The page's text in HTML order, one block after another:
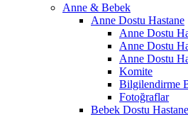
Anne & Bebek
Anne Dostu Hastane
Anne Dostu
Anne Dostu
Anne Dostu
Komite
Bilgilendirme
Fotoğraflar
Bebek Dostu Hastane